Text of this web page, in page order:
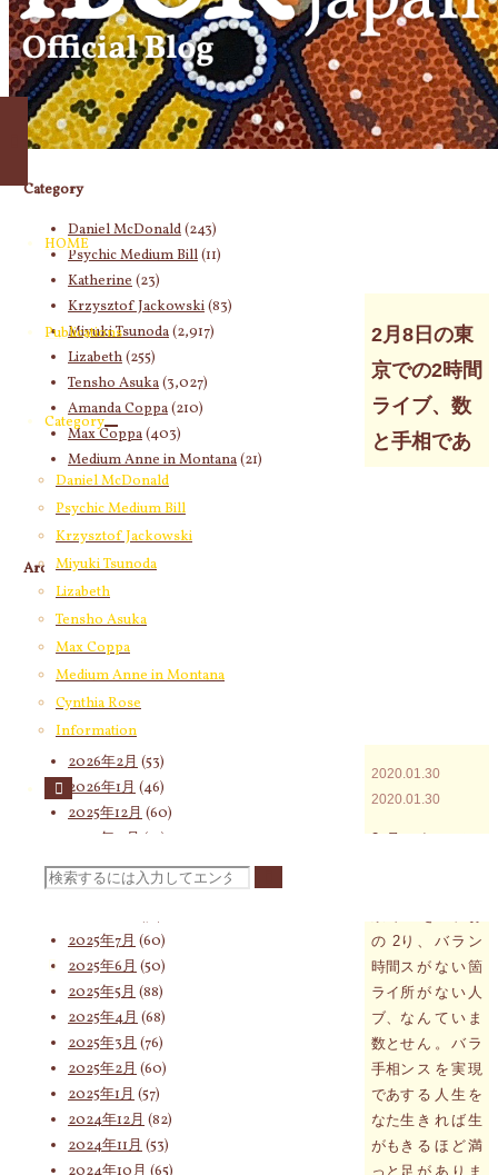
HOME
Publications
Category
Daniel McDonald
Psychic Medium Bill
Krzysztof Jackowski
Miyuki Tsunoda
Lizabeth
Tensho Asuka
Max Coppa
Medium Anne in Montana
Cynthia Rose
Information
検
索
象:
2月8日の東
京での2時間
ライブ、数
と手相であ
2020.01.30
2020.01.30
2月
の2
時間
ライ
ブ、
数と
手相
であ
なた
がも
っと
。すべての
り、バラン
スがない箇
所がない人
なんていま
せん。バラ
ンスを実現
する人生を
生きれば生
きるほど満
足がありま
Category
Daniel McDonald(243)
Psychic Medium Bill(11)
Katherine(23)
Krzysztof Jackowski(83)
Miyuki Tsunoda(2,917)
Lizabeth(255)
Tensho Asuka(3,027)
Amanda Coppa(210)
Max Coppa(403)
Medium Anne in Montana(21)
Cynthia Rose(4)
Archives
2026年8月
2026年6月
2026年5月(67)
2026年4月(76)
2026年3月
2026年2月 (53)
2026年1月 (46)
2025年12月 (60)
2025年11月 (55)
2025年10月(66)
2025年9月(62)
2025年7月 (60)
2025年6月 (50)
2025年5月 (88)
2025年4月 (68)
2025年3月 (76)
2025年2月 (60)
2025年1月 (57)
2024年12月 (82)
2024年11月 (53)